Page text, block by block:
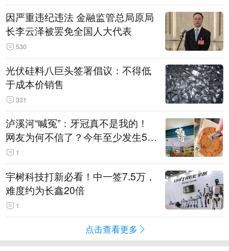
因严重违纪违法 金融监管总局原局
长李云泽被罢免全国人大代表
530
光伏硅料八巨头签署倡议：不得低
于成本价销售
331
泸溪河“喊冤”：牙冠真不是我的！
网友为何不信了？今年至少发生5
起“食品冤案”
1
宇树科技打新必看！中一签7.5万，
难度约为长鑫20倍
1
点击查看更多